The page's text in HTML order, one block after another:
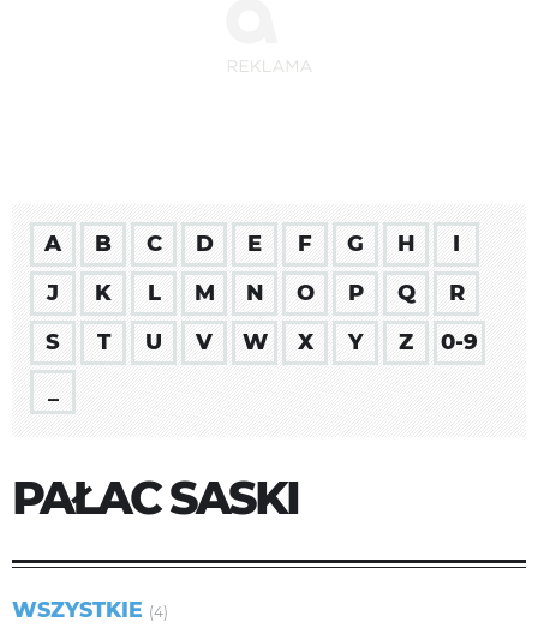
A B C D E F G H
I
J
K L M N O P Q
R
S
T U V W X Y Z
0-9
PAŁAC SASKI
WSZYSTKIE (4)